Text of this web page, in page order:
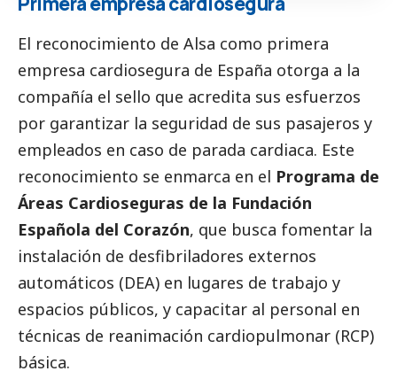
El reconocimiento de Alsa como primera
empresa cardiosegura de España otorga a la
compañía el sello que acredita sus esfuerzos
por garantizar la seguridad de sus pasajeros y
empleados en caso de parada cardiaca. Este
reconocimiento se enmarca en el Programa de
Áreas Cardioseguras de la Fundación
Española del Corazón, que busca fomentar la
instalación de desfibriladores externos
automáticos (DEA) en lugares de trabajo y
espacios públicos, y capacitar al personal en
técnicas de reanimación cardiopulmonar (RCP)
básica.